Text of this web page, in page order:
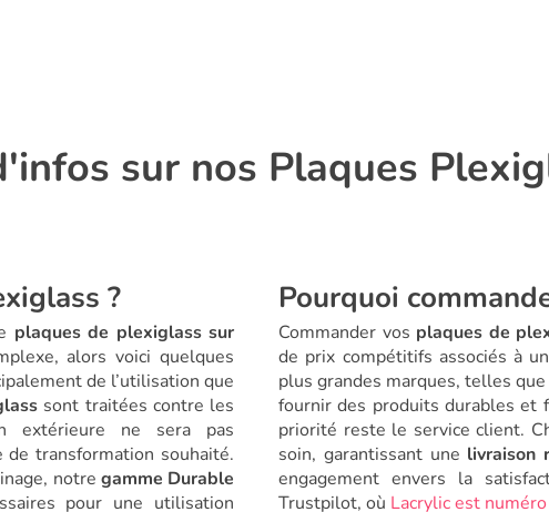
sur nos Plaques
?
plaques de plexiglass sur
alors voici quelques
de l’utilisation que
sont traitées contre les
extérieure ne sera pas
transformation souhaité.
notre gamme Durable
pour une utilisation
Pourquoi
Commander vos plaques de
de prix compétitifs associés à
plus grandes marques, telles
fournir des produits durables et
priorité reste le service client.
soin, garantissant une livraison
engagement envers la
Trustpilot, où Lacrylic est